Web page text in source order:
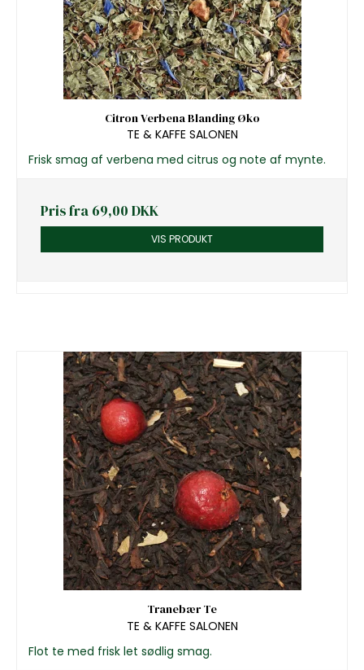
Citron Verbena Blanding Øko
TE & KAFFE SALONEN
Frisk smag af verbena med citrus og note af mynte.
Pris fra 69,00 DKK
VIS PRODUKT
Tranebær Te
TE & KAFFE SALONEN
Flot te med frisk let sødlig smag.